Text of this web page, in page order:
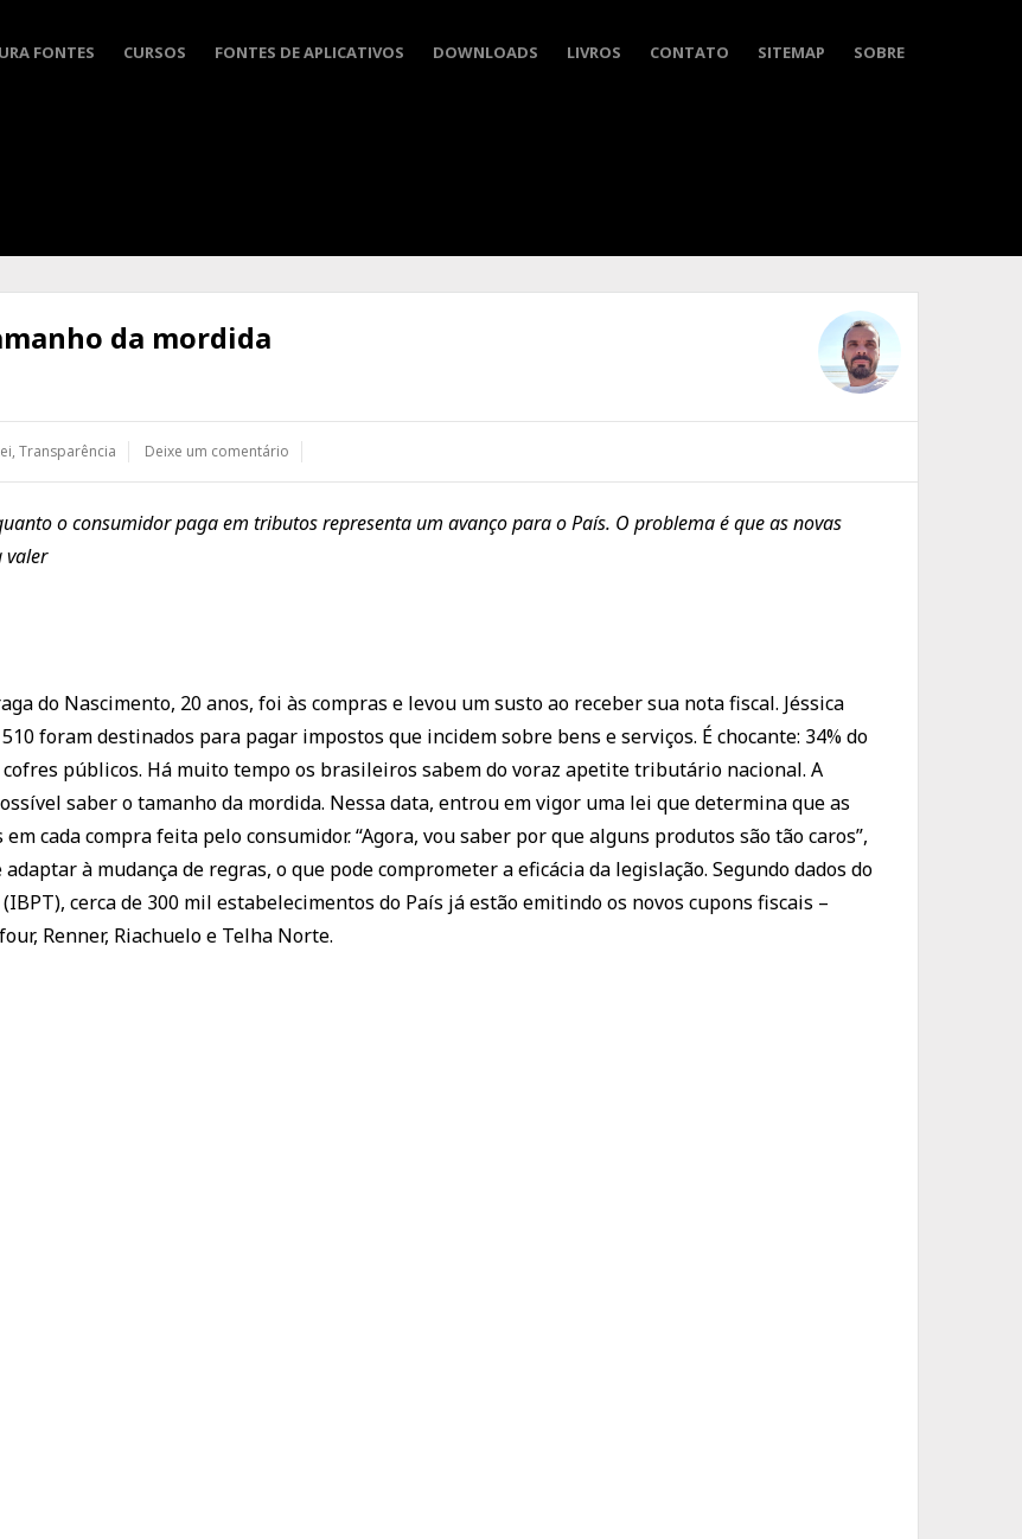
FONTES CURSOS FONTES DE APLICATIVOS DOWNLOADS LIVROS CONTATO SITEMAP SOBRE
da mordida
, Transparência Deixe um comentário
o consumidor paga em tributos representa um avanço para o País. O problema é que as novas
valer
do Nascimento, 20 anos, foi às compras e levou um susto ao receber sua nota fiscal. Jéssica
foram destinados para pagar impostos que incidem sobre bens e serviços. É chocante: 34% do
públicos. Há muito tempo os brasileiros sabem do voraz apetite tributário nacional. A
saber o tamanho da mordida. Nessa data, entrou em vigor uma lei que determina que as
cada compra feita pelo consumidor. “Agora, vou saber por que alguns produtos são tão caros”,
à mudança de regras, o que pode comprometer a eficácia da legislação. Segundo dados do
cerca de 300 mil estabelecimentos do País já estão emitindo os novos cupons fiscais –
Renner, Riachuelo e Telha Norte.